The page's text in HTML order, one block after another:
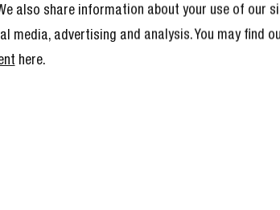
also share information about your use of our
media, advertising and analysis. You may find
here.